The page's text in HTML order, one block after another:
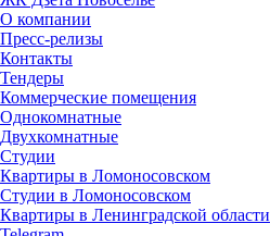
О компании
Пресс-релизы
Контакты
Тендеры
Коммерческие помещения
Однокомнатные
Двухкомнатные
Студии
Квартиры в Ломоносовском
Студии в Ломоносовском
Квартиры в Ленинградской области